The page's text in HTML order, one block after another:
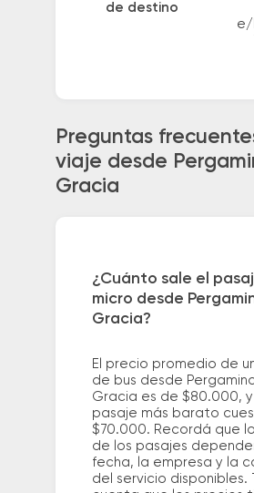
de destino
e/
Preguntas
viaje desde
Gracia
¿Cuánto sale el
micro desde
Gracia?
El precio promedio de
de bus desde
Gracia es de $80.000, y
pasaje más barato
$70.000. Recordá que
de los pasajes
fecha, la empresa y la
del servicio disponibles.